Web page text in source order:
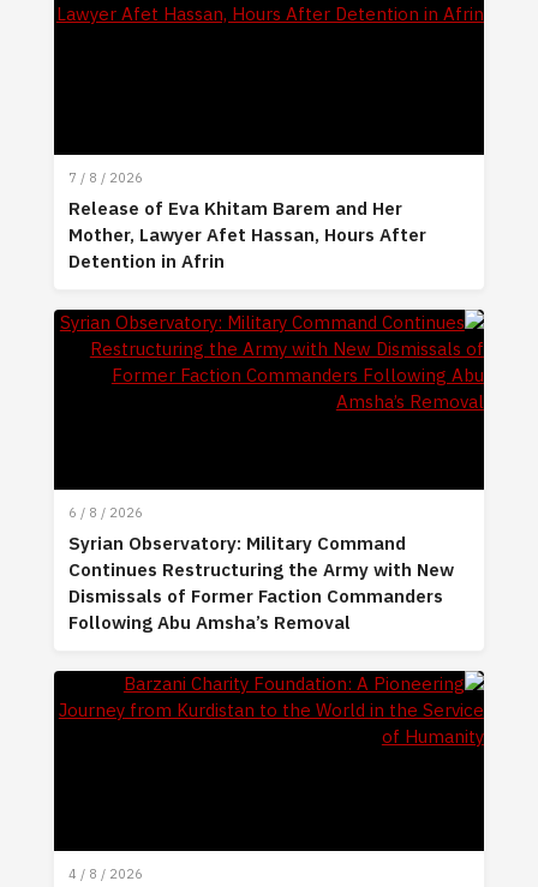
7 / 8 / 2026
Release of Eva Khitam Barem and Her
Mother, Lawyer Afet Hassan, Hours After
Detention in Afrin
6 / 8 / 2026
Syrian Observatory: Military Command
Continues Restructuring the Army with New
Dismissals of Former Faction Commanders
Following Abu Amsha’s Removal
4 / 8 / 2026